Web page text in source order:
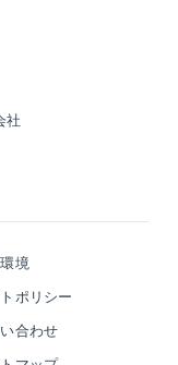
社
境
ポリシー
合わせ